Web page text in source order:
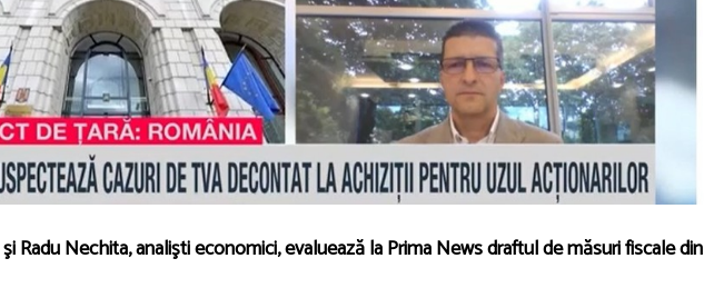
Radu Nechita, analişti economici, evaluează la Prima News draftul de măsuri fiscale din